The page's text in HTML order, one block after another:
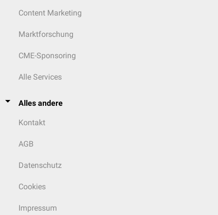
Content Marketing
Marktforschung
CME-Sponsoring
Alle Services
Alles andere
Kontakt
AGB
Datenschutz
Cookies
Impressum